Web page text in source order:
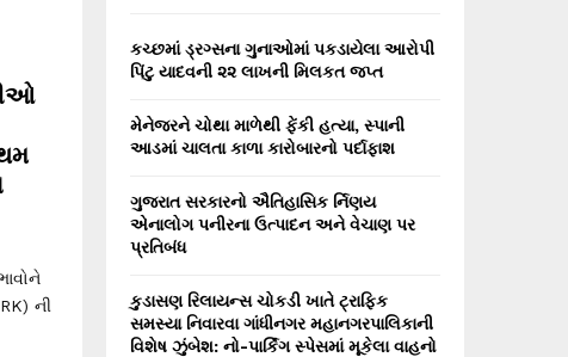
ની
o
r
કચ્છમાં ડ્રગ્સના ગુનાઓમાં પકડાયેલા આરોપી
પિંટુ યાદવની ૨૨ લાખની મિલકત જપ્ત
મેનેજરને ચોથા માળેથી ફેંકી હત્યા, સ્પાની
આડમાં ચાલતા કાળા કારોબારનો પર્દાફાશ
ગુજરાત સરકારનો ઐતિહાસિક ર્નિણય
એનાલોગ પનીરના ઉત્પાદન અને વેચાણ પર
પ્રતિબંધ
કુડાસણ રિલાયન્સ ચોકડી ખાતે ટ્રાફિક
સમસ્યા નિવારવા ગાંધીનગર મહાનગરપાલિકાની
વિશેષ ઝુંબેશ: નો-પાર્કિંગ સ્પેસમાં મૂકેલા વાહનો